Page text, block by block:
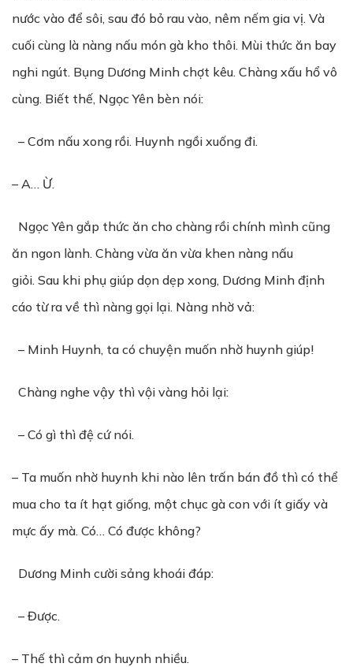
nước vào để sôi, sau đó bỏ rau vào, nêm nếm gia vị. Và
cuối cùng là nàng nấu món gà kho thôi. Mùi thức ăn bay
nghi ngút. Bụng Dương Minh chợt kêu. Chàng xấu hổ vô
cùng. Biết thế, Ngọc Yên bèn nói:
– Cơm nấu xong rồi. Huynh ngồi xuống đi.
– A… Ừ.
Ngọc Yên gắp thức ăn cho chàng rồi chính mình cũng
ăn ngon lành. Chàng vừa ăn vừa khen nàng nấu
giỏi. Sau khi phụ giúp dọn dẹp xong, Dương Minh định
cáo từ ra về thì nàng gọi lại. Nàng nhờ vả:
– Minh Huynh, ta có chuyện muốn nhờ huynh giúp!
Chàng nghe vậy thì vội vàng hỏi lại:
– Có gì thì đệ cứ nói.
– Ta muốn nhờ huynh khi nào lên trấn bán đồ thì có thể
mua cho ta ít hạt giống, một chục gà con với ít giấy và
mực ấy mà. Có… Có được không?
Dương Minh cười sảng khoái đáp:
– Được.
– Thế thì cảm ơn huynh nhiều.